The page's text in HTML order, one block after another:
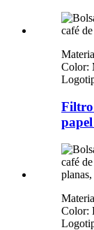
Color:
Filtro
Color: